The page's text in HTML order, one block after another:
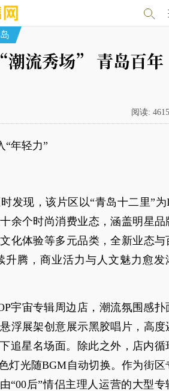
流秀场” 青岛百年
阅读:
“年轻力”
发现，该片区以“青岛十二里”为
余个时尚消费业态，涵盖明星品
化体验等多元品类，全新业态与
腾，商业活力与人文魅力愈发
宇宙专辑周边店，潮流氛围感扑
浮展架创意展示黑胶唱片，高度
追星名场面。除此之外，店内循
灯光随BGM自动切换。作为街区
“00后”情侣主理人运营的大型专